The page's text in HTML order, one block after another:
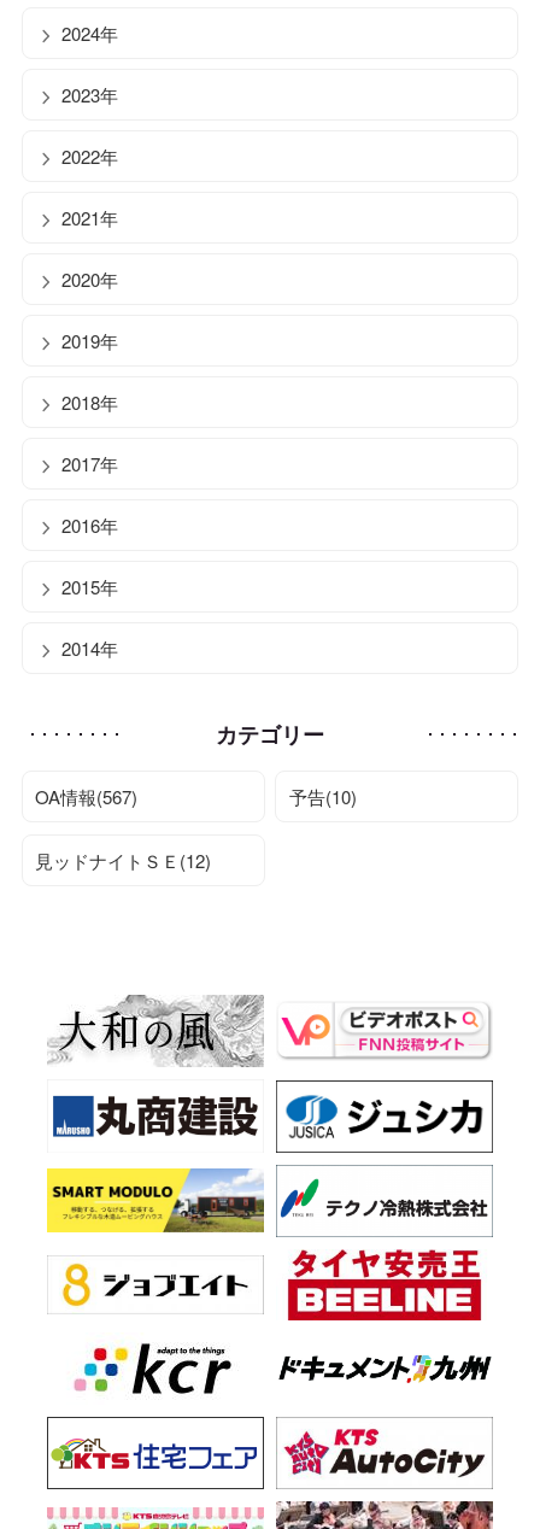
2024年
2023年
2022年
2021年
2020年
2019年
2018年
2017年
2016年
2015年
2014年
カテゴリー
OA情報(567) 予告(10)
見ッドナイトＳＥ(12)